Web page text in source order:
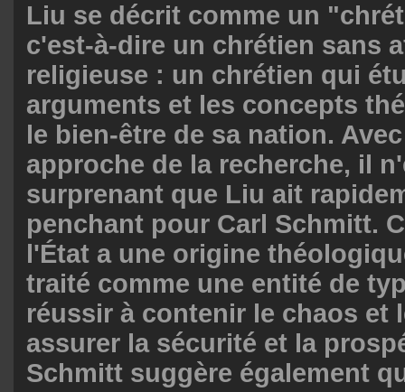
Liu se décrit comme un
c'est-à-dire un chrétien sans
religieuse : un chrétien qui
arguments et les concepts
le bien-être de sa nation.
approche de la recherche, il
surprenant que Liu ait
penchant pour Carl Schmitt.
l'État a une origine
traité comme une entité de
réussir à contenir le chaos et
assurer la sécurité et la
Schmitt suggère également